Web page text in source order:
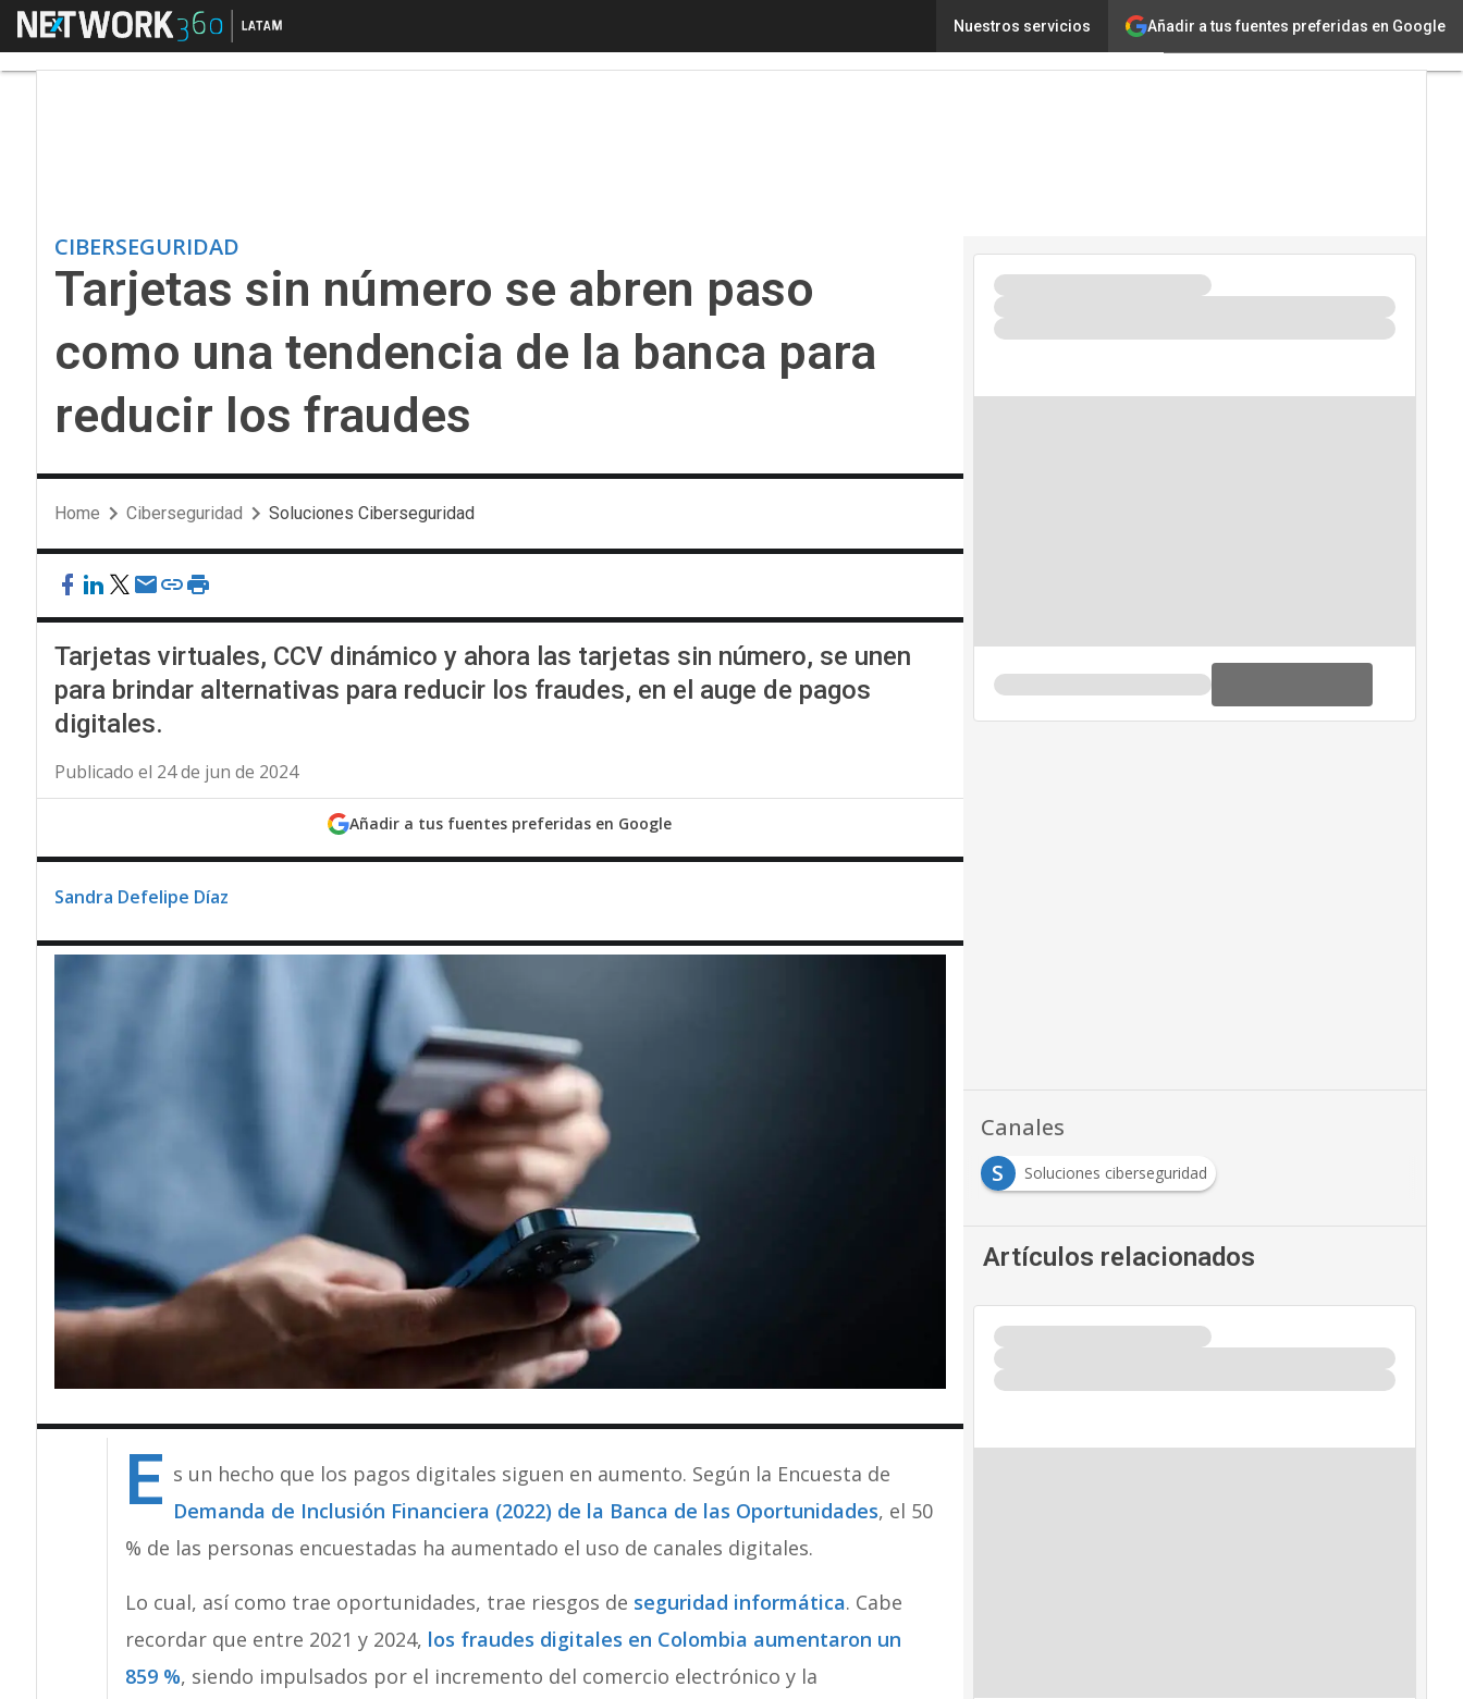
Añadir a tus fuentes preferidas en Google
Nuestros servicios
Menú Tarjetas sin número se abren paso como una tendencia de la banca para reducir los fraudes Tecnología
Artificial
Ciberseguridad
CIBERSEGURIDAD
Tarjetas sin número se abren paso
como una tendencia de la banca para
reducir los fraudes
Home Ciberseguridad Soluciones Ciberseguridad
Tarjetas virtuales, CCV dinámico y ahora las tarjetas sin número, se unen
para brindar alternativas para reducir los fraudes, en el auge de pagos
digitales.
Publicado el 24 de jun de 2024
Añadir a tus fuentes preferidas en Google
Sandra Defelipe Díaz
E s un hecho que los pagos digitales siguen en aumento. Según la Encuesta de
Demanda de Inclusión Financiera (2022) de la Banca de las Oportunidades, el 50
% de las personas encuestadas ha aumentado el uso de canales digitales.
Lo cual, así como trae oportunidades, trae riesgos de seguridad informática. Cabe
recordar que entre 2021 y 2024, los fraudes digitales en Colombia aumentaron un
859 %, siendo impulsados por el incremento del comercio electrónico y la
Canales
S
Soluciones ciberseguridad
Artículos relacionados